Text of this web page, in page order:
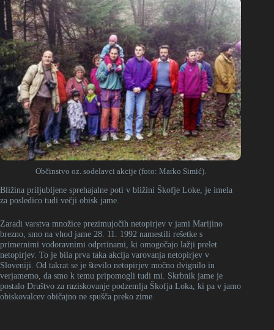
Občinstvo oz. sodelavci akcije (foto: Marko Simić).
Bližina priljubljene sprehajalne poti v bližini Škofje Loke, je imela
za posledico tudi večji obisk jame.
Zaradi varstva množice prezimujočih netopirjev v jami Marijino
brezno, smo na vhod jame 28. 11. 1992 namestili rešetke s
primernimi vodoravnimi odprtinami, ki omogočajo lažji prelet
netopirjev. To je bila prva taka akcija varovanja netopirjev v
Sloveniji. Od takrat se je število netopirjev močno dvignilo in
verjamemo, da smo k temu pripomogli tudi mi. Skrbnik jame je
postalo Društvo za raziskovanje podzemlja Škofja Loka, ki pa v jamo
obiskovalcev običajno ne spušča preko zime.